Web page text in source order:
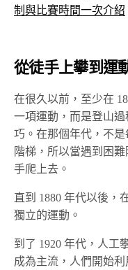
制與比賽時間一次介紹
從徒手上攀到運
在很久以前，至少在
一項運動，而是登山
巧。在那個年代，不
階梯，所以當遇到困
手爬上去。
直到 1880 年代以後，
獨立的運動。
到了 1920 年代，人工
成為主流，人們開始